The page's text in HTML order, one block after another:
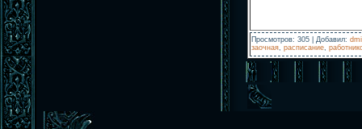
Просмотров: 305 Добавил:
заочная расписание